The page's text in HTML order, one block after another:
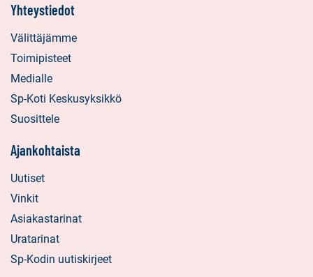
Yhteystiedot
Välittäjämme
Toimipisteet
Medialle
Sp-Koti Keskusyksikkö
Suosittele
Ajankohtaista
Uutiset
Vinkit
Asiakastarinat
Uratarinat
Sp-Kodin uutiskirjeet